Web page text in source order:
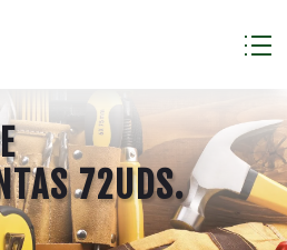
72UDS.